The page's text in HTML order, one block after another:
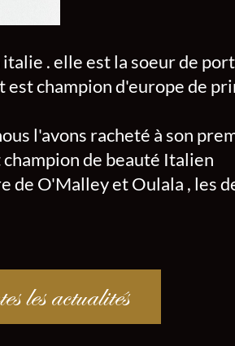
. elle est la soeur de
champion d'europe de
l'avons racheté à son
de beauté Italien
O'Malley et Oulala , les
les actualités